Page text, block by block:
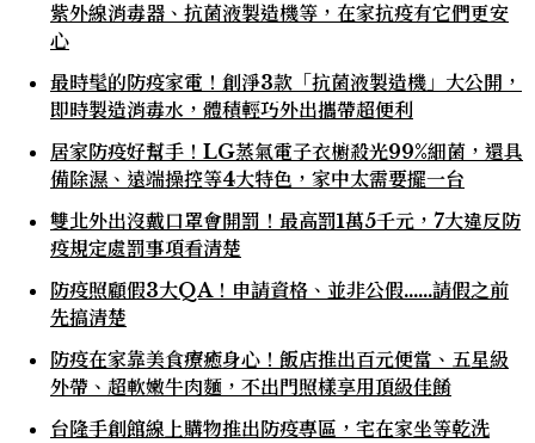
紫外線消毒器、抗菌液製造機等，在家抗疫有它們更安
心
最時髦的防疫家電！創淨3款「抗菌液製造機」大公開，
即時製造消毒水，體積輕巧外出攜帶超便利
居家防疫好幫手！LG蒸氣電子衣櫥殺光99%細菌，還具
備除濕、遠端操控等4大特色，家中太需要擺一台
雙北外出沒戴口罩會開罰！最高罰1萬5千元，7大違反防
疫規定處罰事項看清楚
防疫照顧假3大QA！申請資格、並非公假......請假之前
先搞清楚
防疫在家靠美食療癒身心！飯店推出百元便當、五星級
外帶、超軟嫩牛肉麵，不出門照樣享用頂級佳餚
台隆手創館線上購物推出防疫專區，宅在家坐等乾洗